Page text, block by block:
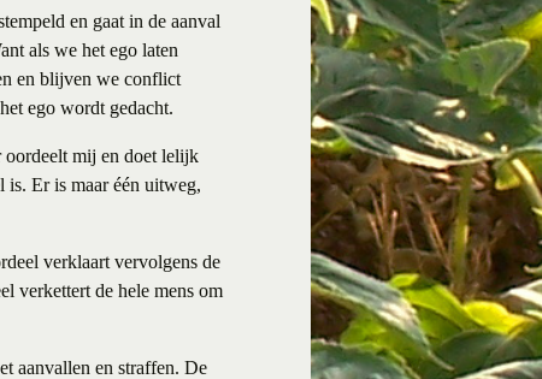
en gaat in de aanval
als we het ego laten
en blijven we conflict
ego wordt gedacht.
oordeelt mij en doet lelijk
is. Er is maar één uitweg,
verklaart vervolgens de
verkettert de hele mens om
aanvallen en straffen. De